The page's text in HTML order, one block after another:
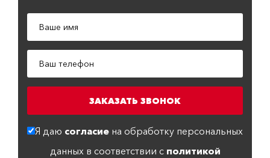
Я даю согласие на обработку персональных
данных в соответствии с политикой